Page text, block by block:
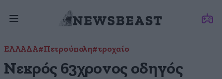
ΕΛΛΑΔΑ#Πετρούπολη#τροχαίο
Νεκρός 63χρονος οδηγός